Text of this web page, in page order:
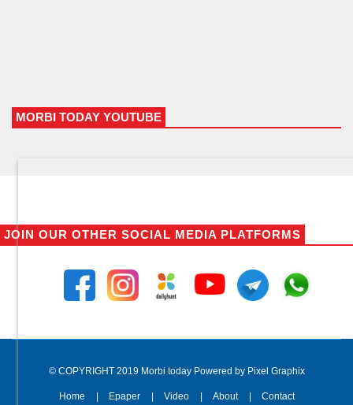
MORBI TODAY YOUTUBE
JOIN OUR OTHER SOCIAL MEDIA PLATFORMS
© COPYRIGHT 2019 Morbi today Powered by Pixel Graphix
Home Epaper Video About Contact